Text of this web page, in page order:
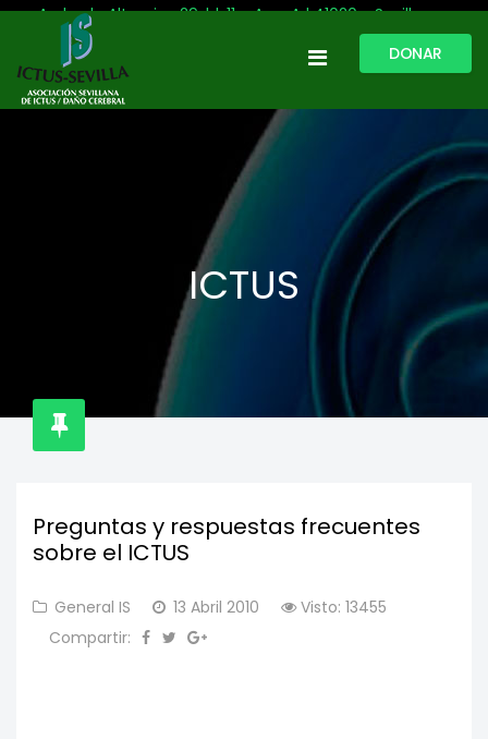
Avda. de Altamira, 29, bl. 11 – Acc. A | 41020 - Sevilla
954 513 999
ictussevilla@hotmail.com
DONAR
ICTUS
Preguntas y respuestas frecuentes
sobre el ICTUS
General IS 13 Abril 2010
Visto: 13455
Compartir: